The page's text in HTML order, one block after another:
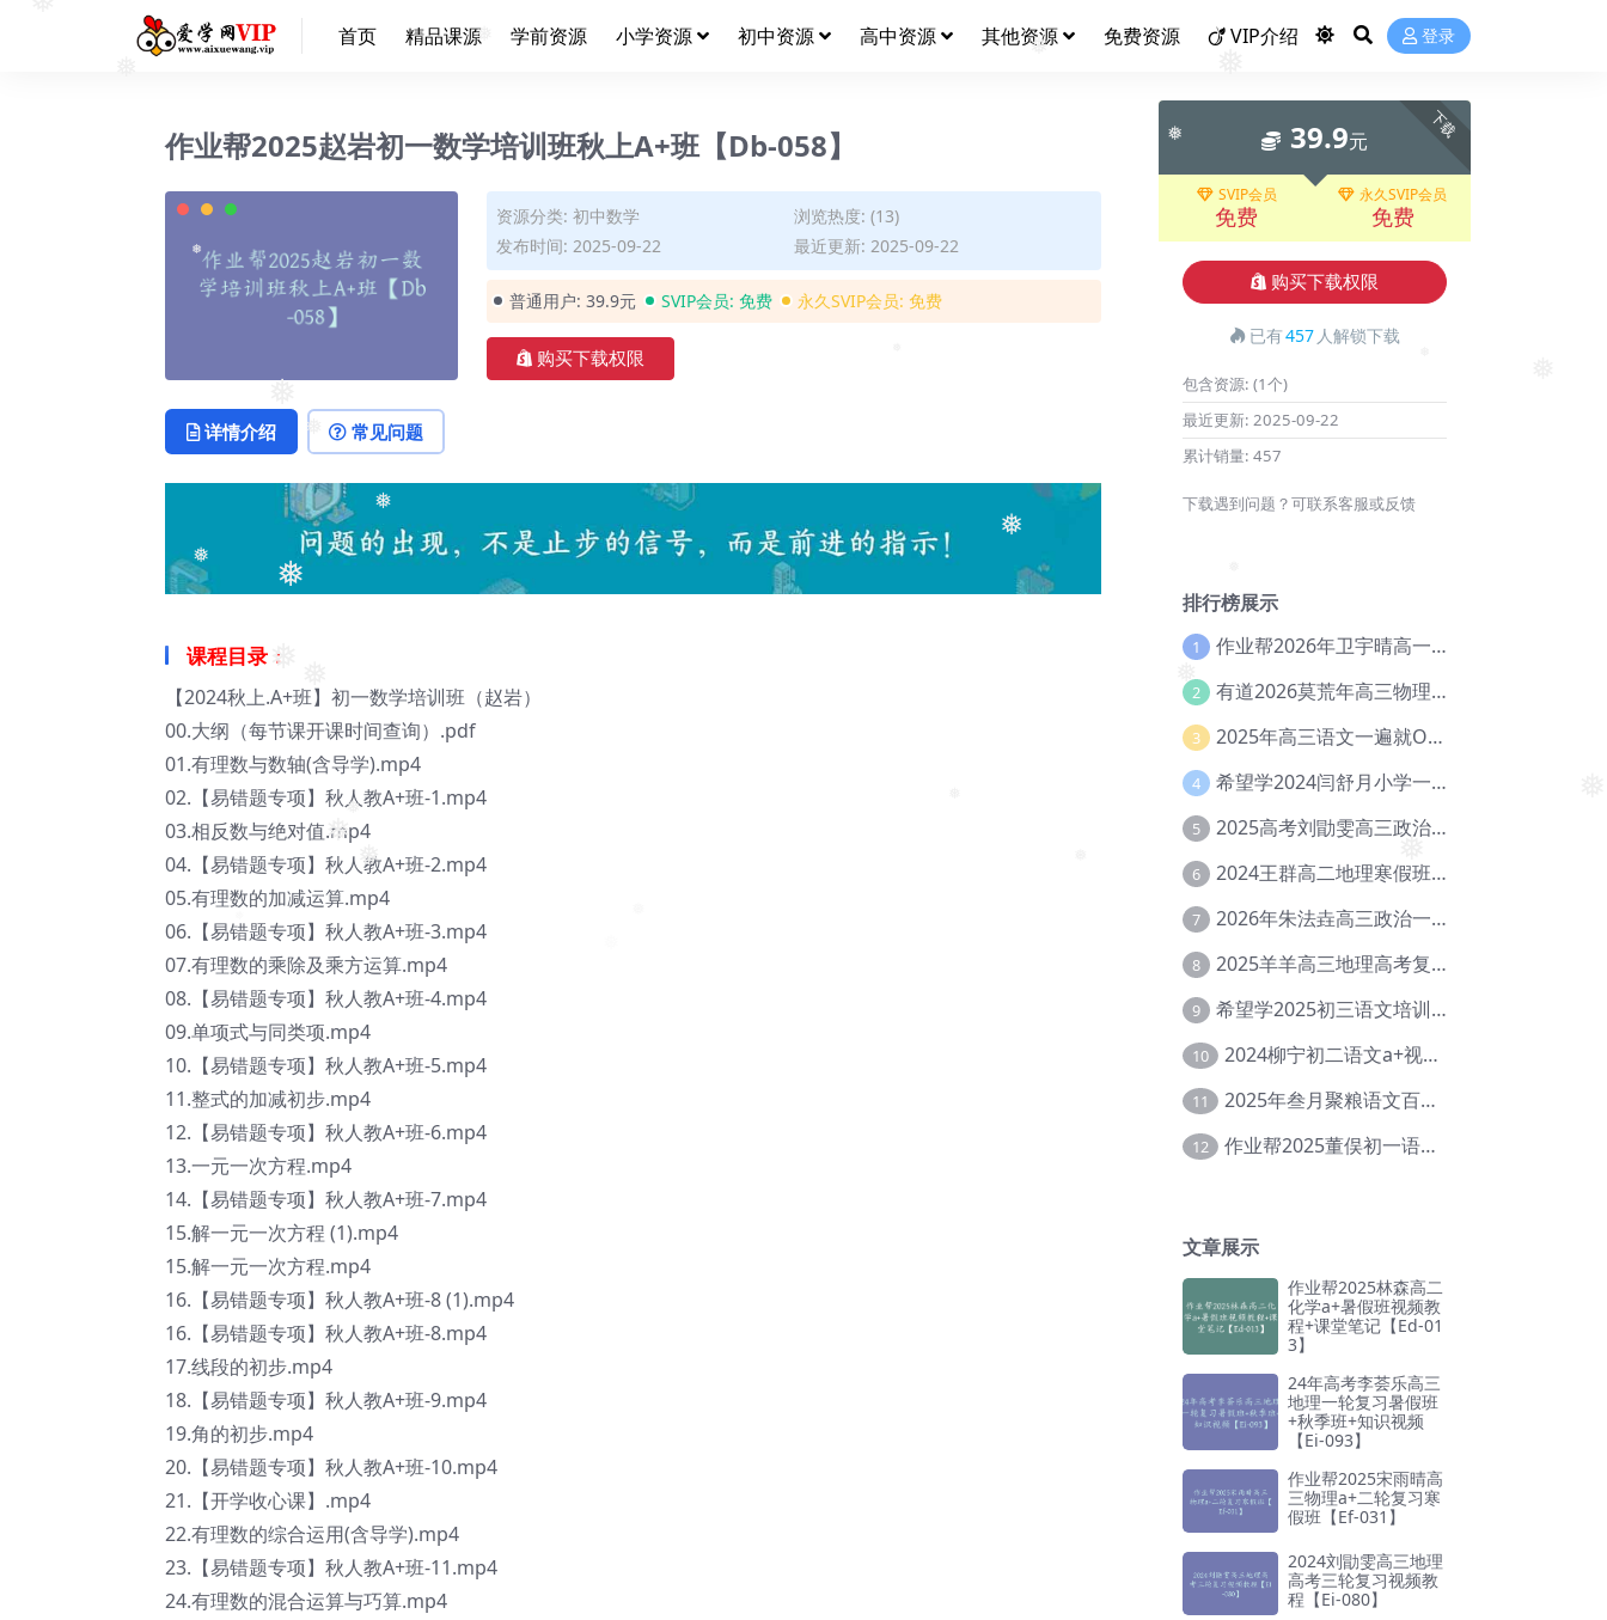
❅
❅
❅
❅
❅
❅
❅
❅
❅
❅
❅
❅
❅
首页
精品课源 学前资源 小学资源 初中资源 高中资源 其他资源 免费资源 VIP介绍 登录
作业帮2025赵岩初一数学培训班秋上A+班【Db-058】
资源分类: 初中数学
浏览热度: (13)
发布时间: 2025-09-22
最近更新: 2025-09-22
普通用户: 39.9元 SVIP会员: 免费 永久SVIP会员: 免费
购买下载权限
详情介绍 常见问题
课程目录：
【2024秋上.A+班】初一数学培训班（赵岩）
00.大纲（每节课开课时间查询）.pdf
01.有理数与数轴(含导学).mp4
02.【易错题专项】秋人教A+班-1.mp4
03.相反数与绝对值.mp4
04.【易错题专项】秋人教A+班-2.mp4
05.有理数的加减运算.mp4
06.【易错题专项】秋人教A+班-3.mp4
07.有理数的乘除及乘方运算.mp4
08.【易错题专项】秋人教A+班-4.mp4
09.单项式与同类项.mp4
10.【易错题专项】秋人教A+班-5.mp4
11.整式的加减初步.mp4
12.【易错题专项】秋人教A+班-6.mp4
13.一元一次方程.mp4
14.【易错题专项】秋人教A+班-7.mp4
15.解一元一次方程 (1).mp4
15.解一元一次方程.mp4
16.【易错题专项】秋人教A+班-8 (1).mp4
16.【易错题专项】秋人教A+班-8.mp4
17.线段的初步.mp4
18.【易错题专项】秋人教A+班-9.mp4
19.角的初步.mp4
20.【易错题专项】秋人教A+班-10.mp4
21.【开学收心课】.mp4
22.有理数的综合运用(含导学).mp4
23.【易错题专项】秋人教A+班-11.mp4
24.有理数的混合运算与巧算.mp4
下载
39.9元
SVIP会员
免费
永久SVIP会员
免费
购买下载权限
已有457 人解锁下载
包含资源: (1个)
最近更新: 2025-09-22
累计销量: 457
下载遇到问题？可联系客服或反馈
排行榜展示
1 作业帮2026年卫宇晴高一英语s上学期暑假班【冲顶班】【Ec-003】
2 有道2026莫荒年高三物理一轮复习暑假班网课教程【Ef-044】
3 2025年高三语文一遍就OK高中语文体系课【Ea-028】
4 希望学2024闫舒月小学一年级英语视频教程+讲义【Cc-004】
5 2025高考刘勖雯高三政治三轮复习网课教程【Eh-061】
6 2024王群高二地理寒假班教程【Ei-075】
7 2026年朱法垚高三政治一轮复习暑假班【Eh-041】
8 2025羊羊高三地理高考复习视频教程+讲义【Ei-051】
9 希望学2025初三语文培训班秋上A+班（秋上·全国版·A+）【Da-031】
10 2024柳宁初二语文a+视频教程+课堂笔记+讲义（暑假班+秋季班）【Da-003】
11 2025年叁月聚粮语文百日冲刺｜荡平玄学诅咒【Ea-001】
12 作业帮2025董俣初一语文培训班秋上A+班【Da-038】
文章展示
作业帮2025林森高二
化学a+暑假班视频教
程+课堂笔记【Ed-01
3】
24年高考李荟乐高三
地理一轮复习暑假班
+秋季班+知识视频
【Ei-093】
作业帮2025宋雨晴高
三物理a+二轮复习寒
假班【Ef-031】
2024刘勖雯高三地理
高考三轮复习视频教
程【Ei-080】